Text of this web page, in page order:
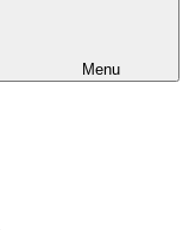
Menu